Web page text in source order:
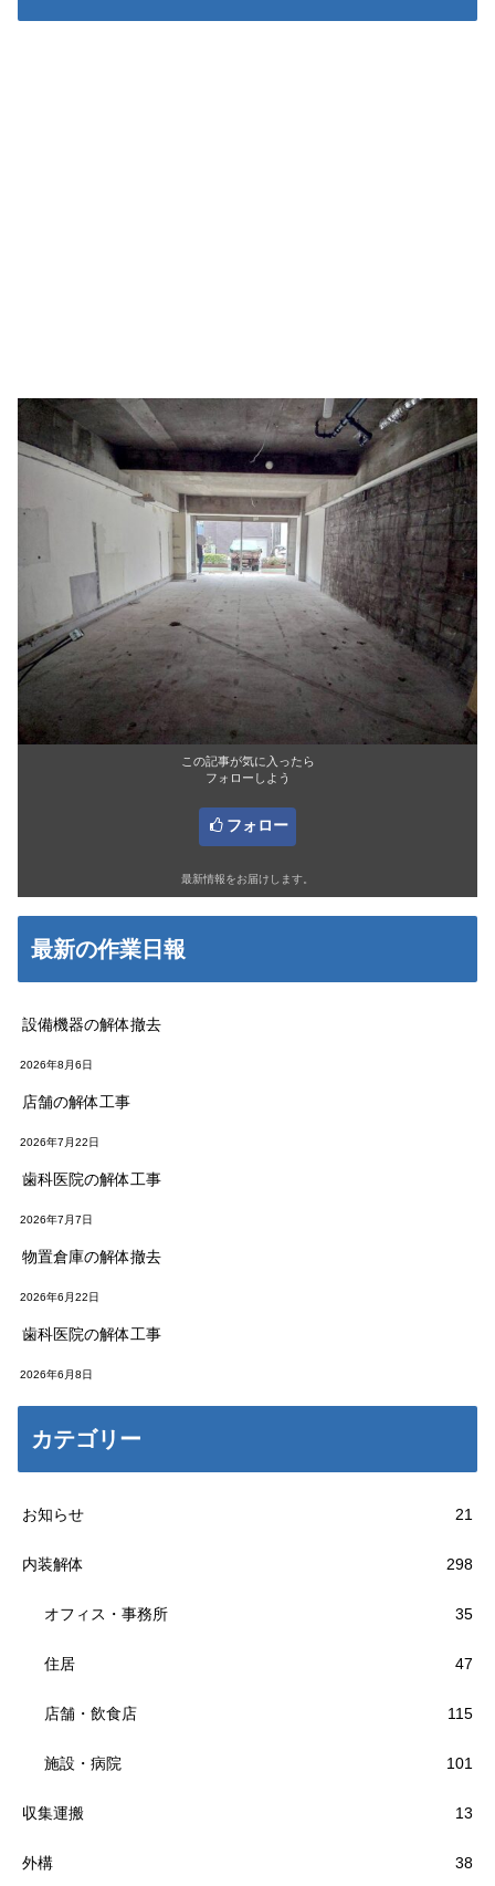
この記事が気に入ったら
フォローしよう
フォロー
最新情報をお届けします。
最新の作業日報
設備機器の解体撤去
2026年8月6日
店舗の解体工事
2026年7月22日
歯科医院の解体工事
2026年7月7日
物置倉庫の解体撤去
2026年6月22日
歯科医院の解体工事
2026年6月8日
カテゴリー
お知らせ 21
内装解体 298
オフィス・事務所 35
住居 47
店舗・飲食店 115
施設・病院 101
収集運搬 13
外構 38